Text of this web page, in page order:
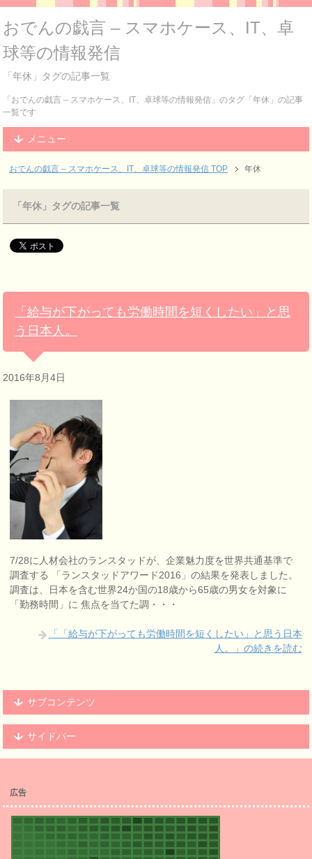
おでんの戯言 – スマホケース、IT、卓
球等の情報発信
「年休」タグの記事一覧
「おでんの戯言 – スマホケース、IT、卓球等の情報発信」のタグ「年休」の記事
一覧です
メニュー
おでんの戯言 – スマホケース、IT、卓球等の情報発信 TOP 年休
「年休」タグの記事一覧
「給与が下がっても労働時間を短くしたい」と思
う日本人。
2016年8月4日
7/28に人材会社のランスタッドが、企業魅力度を世界共通基準で
調査する 「ランスタッドアワード2016」の結果を発表しました。
調査は、日本を含む世界24か国の18歳から65歳の男女を対象に
「勤務時間」に 焦点を当てた調・・・
「「給与が下がっても労働時間を短くしたい」と思う日本
人。」の続きを読む
サブコンテンツ
サイドバー
広告